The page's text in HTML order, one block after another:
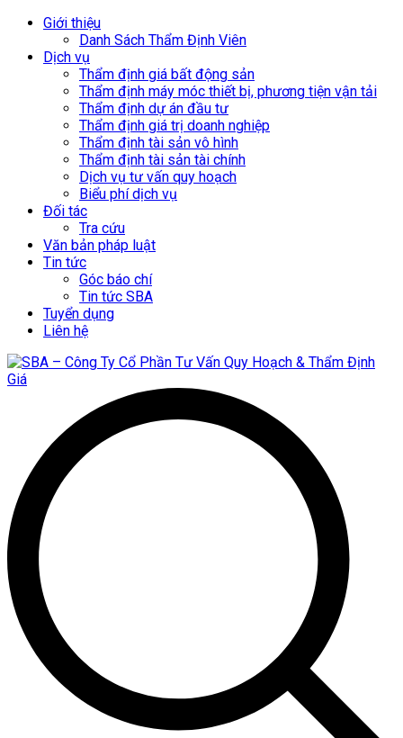
Giới thiệu
Danh Sách Thẩm Định Viên
Dịch vụ
Thẩm định giá bất động sản
Thẩm định máy móc thiết bị, phương tiện vận tải
Thẩm định dự án đầu tư
Thẩm định giá trị doanh nghiệp
Thẩm định tài sản vô hình
Thẩm định tài sản tài chính
Dịch vụ tư vấn quy hoạch
Biểu phí dịch vụ
Đối tác
Tra cứu
Văn bản pháp luật
Tin tức
Góc báo chí
Tin tức SBA
Tuyển dụng
Liên hệ